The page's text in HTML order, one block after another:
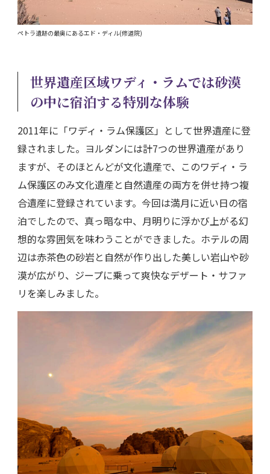
ペトラ遺跡の最奥にあるエド・ディル(修道院)
世界遺産区域ワディ・ラムでは砂漠
の中に宿泊する特別な体験
2011年に「ワディ・ラム保護区」として世界遺産に登
録されました。ヨルダンには計7つの世界遺産があり
ますが、そのほとんどが文化遺産で、このワディ・ラ
ム保護区のみ文化遺産と自然遺産の両方を併せ持つ複
合遺産に登録されています。今回は満月に近い日の宿
泊でしたので、真っ暗な中、月明りに浮かび上がる幻
想的な雰囲気を味わうことができました。ホテルの周
辺は赤茶色の砂岩と自然が作り出した美しい岩山や砂
漠が広がり、ジープに乗って爽快なデザート・サファ
リを楽しみました。